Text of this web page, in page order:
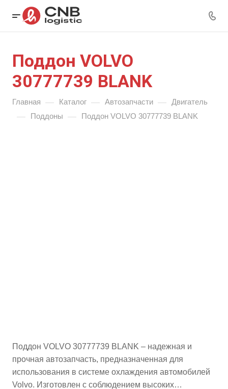
Поддон VOLVO
30777739 BLANK
Главная — Каталог — Автозапчасти — Двигатель
— Поддоны — Поддон VOLVO 30777739 BLANK
Поддон VOLVO 30777739 BLANK – надежная и
прочная автозапчасть, предназначенная для
использования в системе охлаждения автомобилей
Volvo. Изготовлен с соблюдением высоких